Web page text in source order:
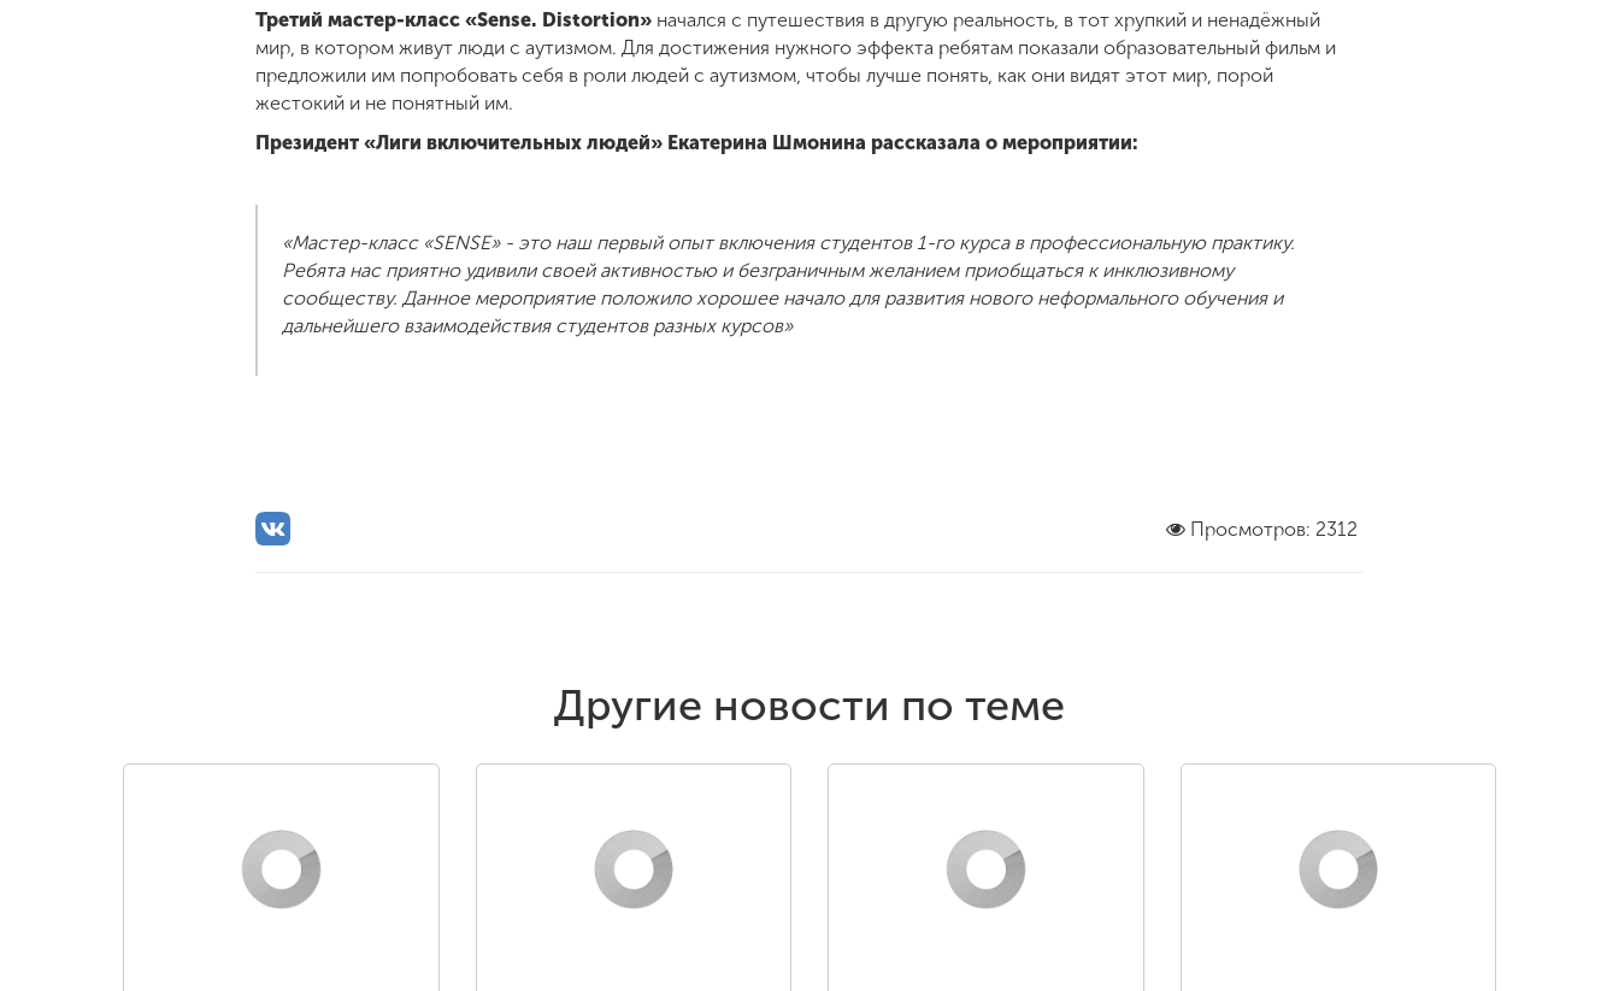
Третий мастер-класс «Sense. Distortion» начался с путешествия в другую реальность, в тот хрупкий и ненадёжный
мир, в котором живут люди с аутизмом. Для достижения нужного эффекта ребятам показали образовательный фильм и
предложили им попробовать себя в роли людей с аутизмом, чтобы лучше понять, как они видят этот мир, порой
жестокий и не понятный им.
Президент «Лиги включительных людей» Екатерина Шмонина рассказала о мероприятии:
«Мастер-класс «SENSE» - это наш первый опыт включения студентов 1-го курса в профессиональную практику.
Ребята нас приятно удивили своей активностью и безграничным желанием приобщаться к инклюзивному
сообществу. Данное мероприятие положило хорошее начало для развития нового неформального обучения и
дальнейшего взаимодействия студентов разных курсов»
Просмотров: 2312
Другие новости по теме